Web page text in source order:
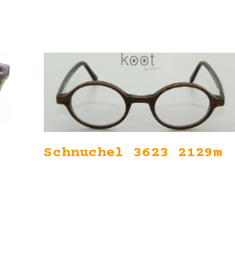
Schnuchel 3623 2129m